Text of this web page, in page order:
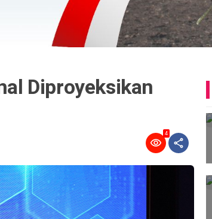
Diproyeksikan
4